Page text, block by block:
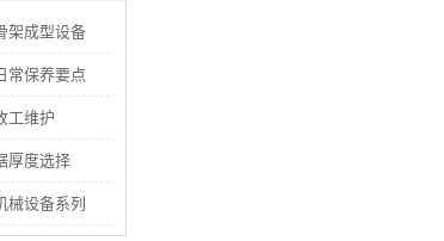
架成型设备
常保养要点
工维护
厚度选择
械设备系列